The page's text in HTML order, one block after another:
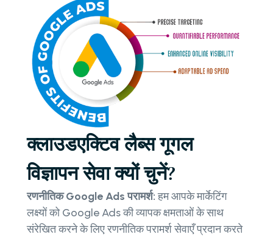
क्लाउडएक्टिव लैब्स गूगल
विज्ञापन सेवा क्यों चुनें?
रणनीतिक Google Ads परामर्श:हम आपके मार्केटिंग
लक्ष्यों को Google Ads की व्यापक क्षमताओं के साथ
संरेखित करने के लिए रणनीतिक परामर्श सेवाएँ प्रदान करते